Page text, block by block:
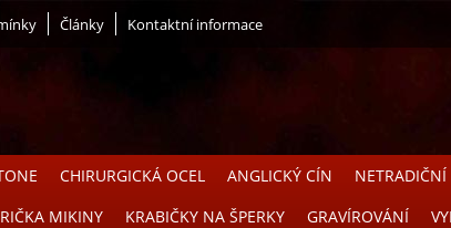
CHIRURGICKÁ OCEL ANGLICKÝ CÍN NETRADIČNÍ
MIKINY KRABIČKY NA ŠPERKY GRAVÍROVÁNÍ
Články Kontaktní informace